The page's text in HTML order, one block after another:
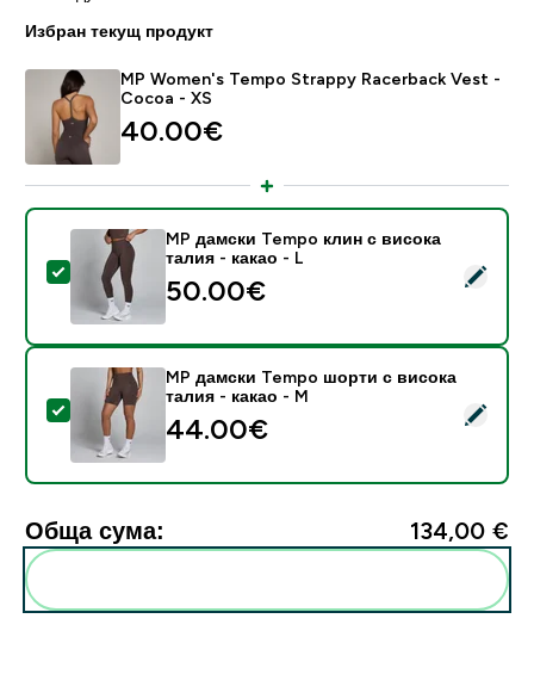
Избран текущ продукт
MP Women's Tempo Strappy Racerback Vest -
Cocoa - XS
40.00€‎
Select this product - MP дамски Tempo клин с
MP дамски Tempo клин с висока
талия - какао - L
50.00€‎
Select this product - MP дамски Tempo шорти с
MP дамски Tempo шорти с висока
талия - какао - M
44.00€‎
Обща сума: 134,00 €‎